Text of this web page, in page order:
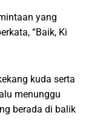
yang
“Baik, Ki
kuda serta
menunggu
berada di balik